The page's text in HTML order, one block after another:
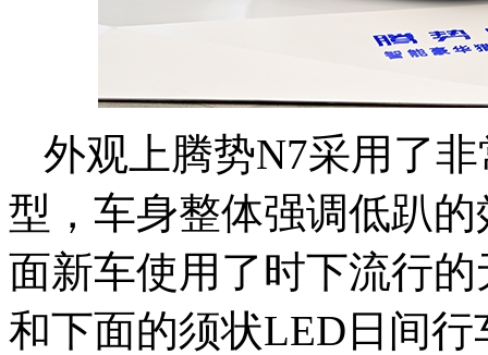
外观上腾势N7采用了
型，车身整体强调低趴
面新车使用了时下流行
和下面的须状LED日间